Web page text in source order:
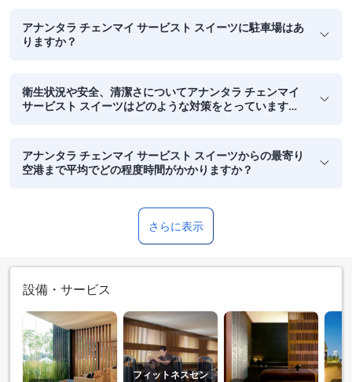
アナンタラ チェンマイ サービスト スイーツに駐車場はあ
りますか？
衛生状況や安全、清潔さについてアナンタラ チェンマイ
サービスト スイーツはどのような対策をとっています
アナンタラ チェンマイ サービスト スイーツからの最寄り
空港まで平均でどの程度時間がかかりますか？
さらに表示
設備・サービス
フィットネスセン